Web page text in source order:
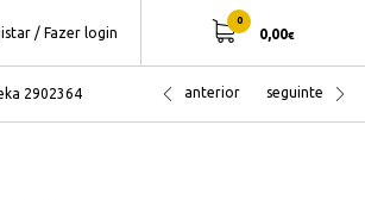
/ Fazer login
0
0,00€
2902364 anterior seguinte